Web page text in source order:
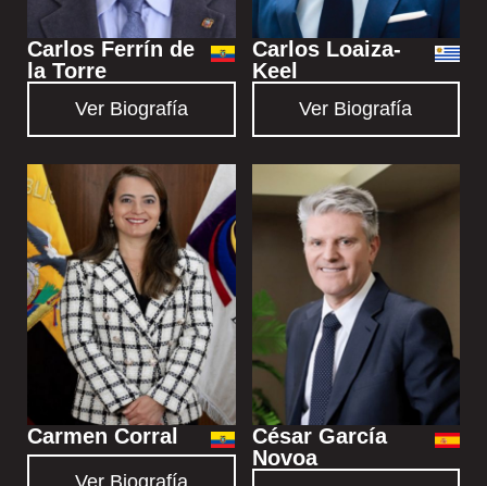
Carlos Ferrín de
la Torre
Ver Biografía
Carlos Loaiza-
Keel
Ver Biografía
Carmen Corral
Ver Biografía
César García
Novoa